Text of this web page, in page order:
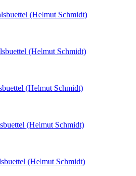
(Helmut Schmidt)
(Helmut Schmidt)
(Helmut Schmidt)
(Helmut Schmidt)
(Helmut Schmidt)